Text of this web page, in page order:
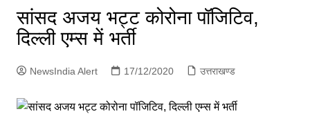
सांसद अजय भट्ट कोरोना पॉजिटिव,
दिल्ली एम्स में भर्ती
NewsIndia Alert 17/12/2020 उत्तराखण्ड